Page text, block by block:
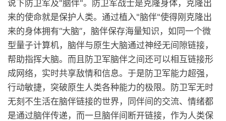
说下防卫军及"脑伴"。防卫军战士是克隆身体，克隆出
来的使命就是保护人类。通过植入"脑伴"使得刚克隆出
来的身体拥有“大脑”，脑伴保存海量知识，如同一个微
型量子计算机，脑伴与原生大脑通过神经无间隙链接，
帮助指挥大脑。而且防卫军脑伴之间还可以相互链接形
成网络，实时共享敌情和信息。于是防卫军能力超强，
行动敏捷，突破原生人类各种能力的极限。防卫军无时
无刻不生活在脑伴链接的世界，同伴间的交流、情绪都
是通过脑伴传递，而一旦脑伴间断开链接，作为人类保